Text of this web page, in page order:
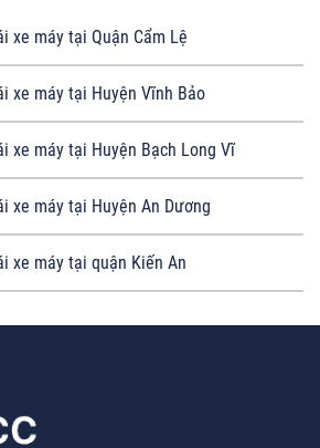
xe máy tại Quận Cẩm Lệ
xe máy tại Huyện Vĩnh Bảo
xe máy tại Huyện Bạch Long Vĩ
xe máy tại Huyện An Dương
xe máy tại quận Kiến An